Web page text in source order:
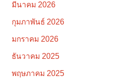
มีนาคม 2026
กุมภาพันธ์ 2026
มกราคม 2026
ธันวาคม 2025
พฤษภาคม 2025